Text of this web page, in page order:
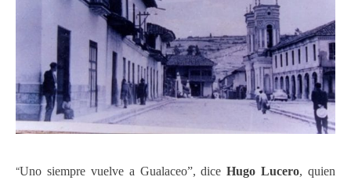
“Uno siempre vuelve a Gualaceo”, diceHugo Lucero, quien